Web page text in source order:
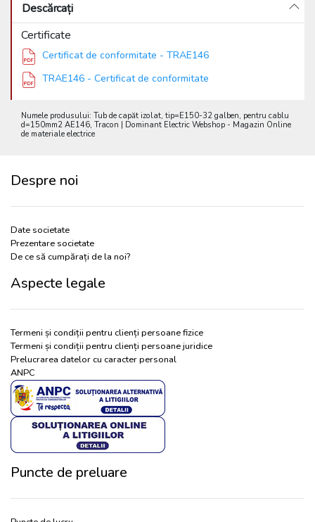
Descărcați
Certificate
Certificat de conformitate - TRAE146
TRAE146 - Certificat de conformitate
Numele produsului: Tub de capăt izolat, tip=E150-32 galben, pentru cablu
d=150mm2 AE146, Tracon | Dominant Electric Webshop - Magazin Online
de materiale electrice
Despre noi
Date societate
Prezentare societate
De ce să cumpărați de la noi?
Aspecte legale
Termeni și condiții pentru clienți persoane fizice
Termeni și condiții pentru clienți persoane juridice
Prelucrarea datelor cu caracter personal
ANPC
Puncte de preluare